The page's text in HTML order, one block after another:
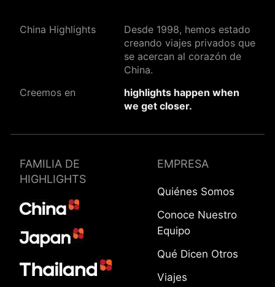
China Highlights
Desde 1998, hemos estado
creando viajes privados que
se acercan al corazón de
China.
Creemos en
highlights happen when
we get closer.
FAMILIA DE
HIGHLIGHTS
EMPRESA
Quiénes Somos
Conoce Nuestro
Equipo
Qué Dicen Otros
Viajes